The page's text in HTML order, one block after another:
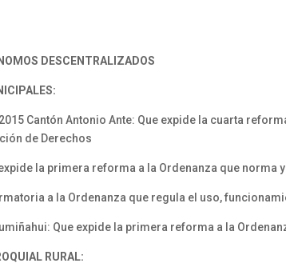
DESCENTRALIZADOS
Cantón Antonio Ante: Que expide la cuarta
de Derechos
expide la primera reforma a la Ordenanza que
a la Ordenanza que regula el uso,
Que expide la primera reforma a la
RURAL: